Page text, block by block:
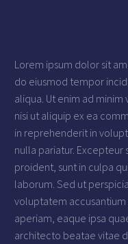
Lorem ipsum dolor sit
do eiusmod tempor
aliqua. Ut enim ad
nisi ut aliquip ex ea
in reprehenderit in
nulla pariatur.
proident, sunt in culpa
laborum. Sed ut
voluptatem
aperiam, eaque ipsa
architecto beatae vitae